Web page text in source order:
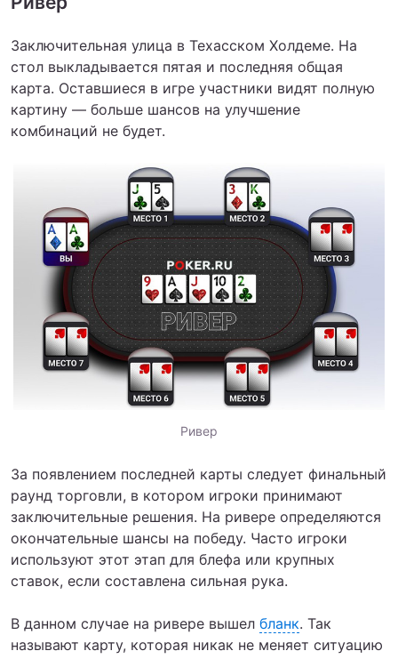
Заключительная улица в Техасском Холдеме. На
стол выкладывается пятая и последняя общая
карта. Оставшиеся в игре участники видят полную
картину — больше шансов на улучшение
комбинаций не будет.
Ривер
За появлением последней карты следует финальный
раунд торговли, в котором игроки принимают
заключительные решения. На ривере определяются
окончательные шансы на победу. Часто игроки
используют этот этап для блефа или крупных
ставок, если составлена сильная рука.
В данном случае на ривере вышел бланк. Так
называют карту, которая никак не меняет ситуацию